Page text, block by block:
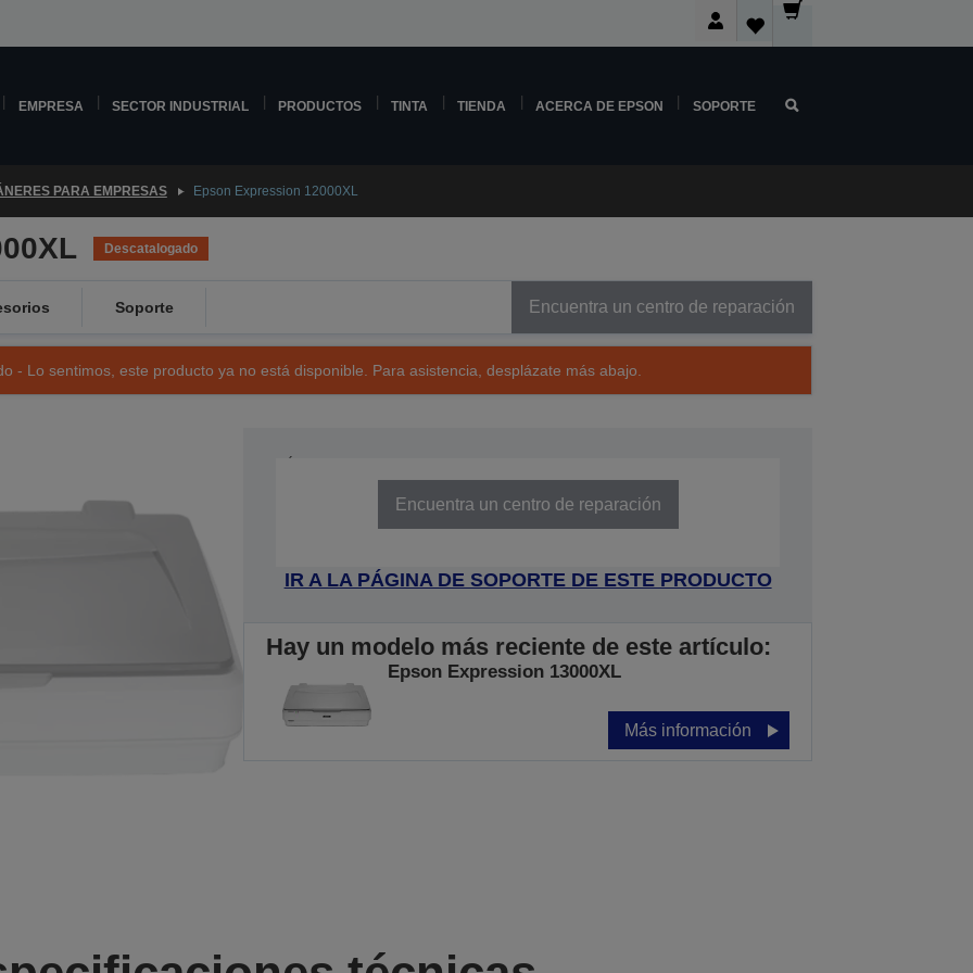
EMPRESA SECTOR INDUSTRIAL PRODUCTOS TINTA TIENDA ACERCA DE EPSON SOPORTE
PARA EMPRESAS Epson Expression 12000XL
Descatalogado
Soporte Encuentra un centro de reparación
- Lo sentimos, este producto ya no está disponible. Para asistencia, desplázate más abajo.
Encuentra un centro de reparación
IR A LA PÁGINA DE SOPORTE DE ESTE PRODUCTO
Hay un modelo más reciente de este artículo:
Epson Expression 13000XL
Más información